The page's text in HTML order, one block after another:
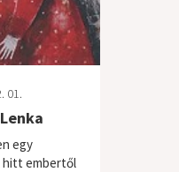
01.
egy
hitt embertől